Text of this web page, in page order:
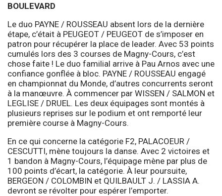
BOULEVARD
Le duo PAYNE / ROUSSEAU absent lors de la dernière
étape, c’était à PEUGEOT / PEUGEOT de s’imposer en
patron pour récupérer la place de leader. Avec 53 points
cumulés lors des 3 courses de Magny-Cours, c’est
chose faite ! Le duo familial arrive à Pau Arnos avec une
confiance gonflée à bloc. PAYNE / ROUSSEAU engagé
en championnat du Monde, d’autres concurrents seront
à la manœuvre. À commencer par WISSEN / SALMON et
LEGLISE / DRUEL. Les deux équipages sont montés à
plusieurs reprises sur le podium et ont remporté leur
première course à Magny-Cours.
En ce qui concerne la catégorie F2, PALACOEUR /
CESCUTTI, mène toujours la danse. Avec 2 victoires et
1 bandon à Magny-Cours, l’équipage mène par plus de
100 points d’écart, la catégorie. À leur poursuite,
BERGEON / COLOMBIN et QUILBAULT J. / LASSIA A.
devront se révolter pour espérer l’emporter.